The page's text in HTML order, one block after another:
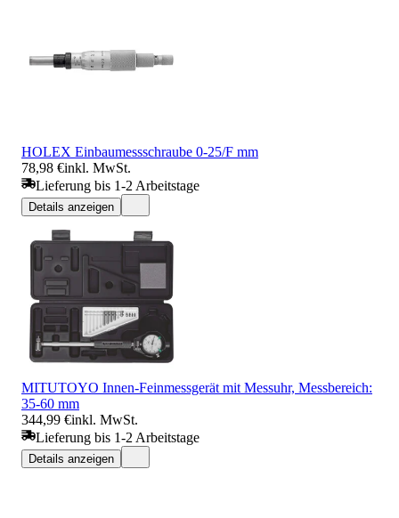
HOLEX Einbaumessschraube 0-25/F mm
78,98 €inkl. MwSt.
Lieferung bis 1-2 Arbeitstage
Details anzeigen
MITUTOYO Innen-Feinmessgerät mit Messuhr, Messbereich:
35-60 mm
344,99 €inkl. MwSt.
Lieferung bis 1-2 Arbeitstage
Details anzeigen